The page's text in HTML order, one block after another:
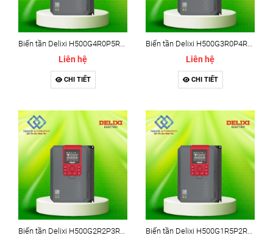
Biến tần Delixi H500G4R0P5R5T4B - Delixi H500 5.5kw
Liên hệ
CHI TIẾT
Biến tần Delixi H500G3R0P4R0T4B - Delixi H500 4kw
Liên hệ
CHI TIẾT
Biến tần Delixi H500G2R2P3R0T4B - Delixi H500 3kw Biến tần Delixi H500G1R5P2R2T4B - Delixi H500 2.2kw